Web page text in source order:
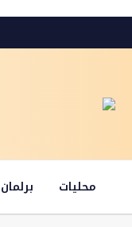
محليات برلمان